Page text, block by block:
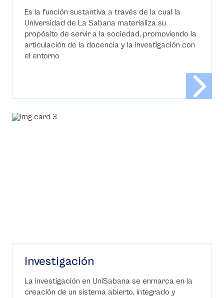
Es la función sustantiva a través de la cual la
Universidad de La Sabana materializa su
propósito de servir a la sociedad, promoviendo la
articulación de la docencia y la investigación con
el entorno
Investigación
La investigación en UniSabana se enmarca en la
creación de un sistema abierto, integrado y